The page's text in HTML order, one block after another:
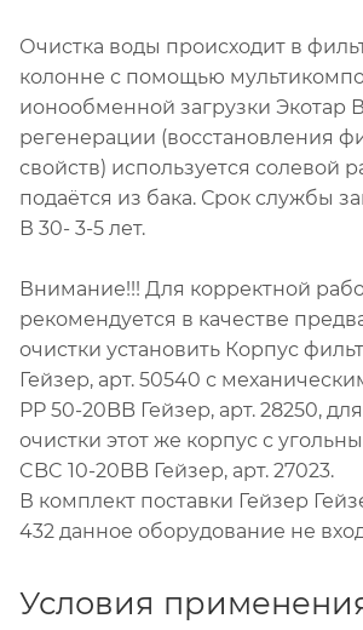
Очистка воды происходит в
колонне с помощью
ионообменной загрузки Экотар
регенерации (восстановления
свойств) используется солевой
подаётся из бака. Срок службы
В 30- 3-5 лет.
Внимание!!! Для корректной
рекомендуется в качестве
очистки установить Корпус
Гейзер, арт. 50540 с
PP 50-20BB Гейзер, арт. 28250,
очистки этот же корпус с
CBC 10-20BB Гейзер, арт. 27023.
В комплект поставки Гейзер
432 данное оборудование не
Условия